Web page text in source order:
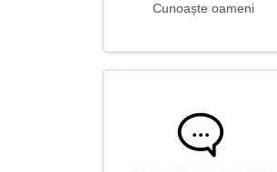
Cunoaște oameni